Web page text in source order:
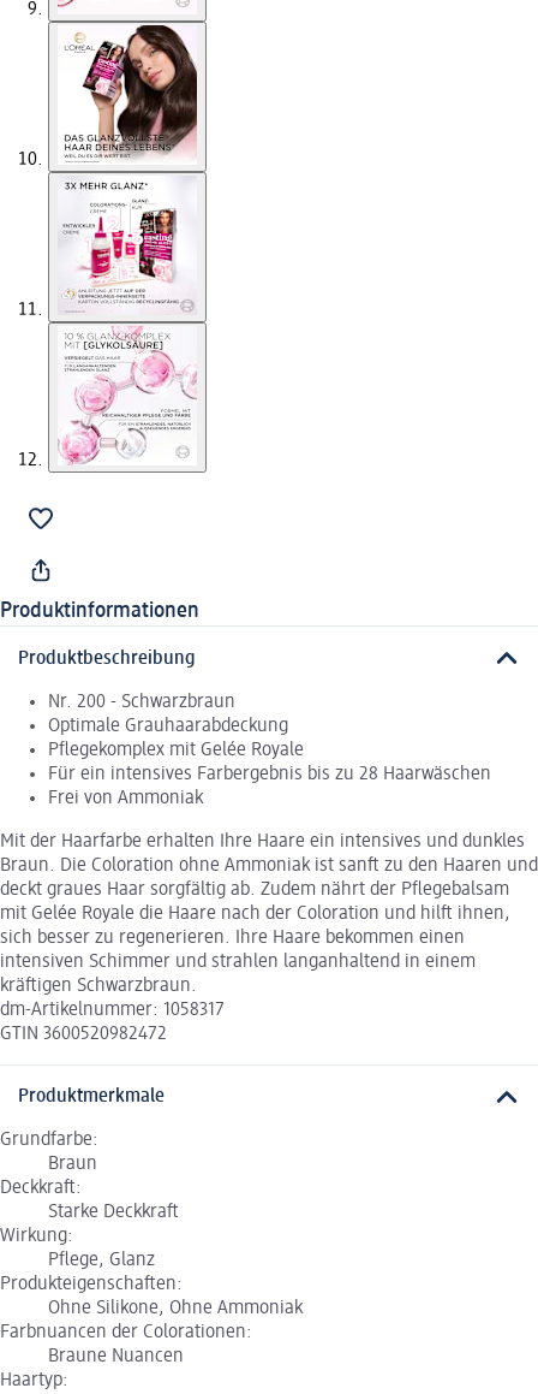
Produktinformationen
Produktbeschreibung
Nr. 200 - Schwarzbraun
Optimale Grauhaarabdeckung
Pflegekomplex mit Gelée Royale
Für ein intensives Farbergebnis bis zu 28 Haarwäschen
Frei von Ammoniak
Mit der Haarfarbe erhalten Ihre Haare ein intensives und dunkles
Braun. Die Coloration ohne Ammoniak ist sanft zu den Haaren und
deckt graues Haar sorgfältig ab. Zudem nährt der Pflegebalsam
mit Gelée Royale die Haare nach der Coloration und hilft ihnen,
sich besser zu regenerieren. Ihre Haare bekommen einen
intensiven Schimmer und strahlen langanhaltend in einem
kräftigen Schwarzbraun.
dm-Artikelnummer: 1058317
GTIN 3600520982472
Produktmerkmale
Grundfarbe:
Braun
Deckkraft:
Starke Deckkraft
Wirkung:
Pflege, Glanz
Produkteigenschaften:
Ohne Silikone, Ohne Ammoniak
Farbnuancen der Colorationen:
Braune Nuancen
Haartyp: